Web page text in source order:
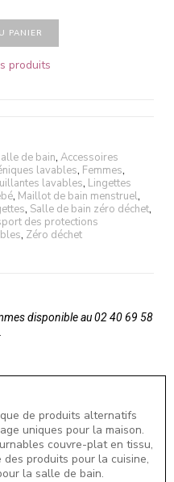
PANIER
produits
de bain, Accessoires
lavables, Femmes,
lavables, Lingettes
, Maillot de bain menstruel,
, Salle de bain zéro déchet,
des protections
, Zéro déchet
disponible au 02 40 69 58
de produits alternatifs
uniques pour la maison.
couvre-plat en tissu,
produits pour la cuisine,
la salle de bain.